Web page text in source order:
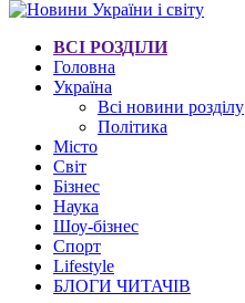
ВСІ РОЗДІЛИ
Головна
Україна
Всі новини розділу
Політика
Місто
Світ
Бізнес
Наука
Шоу-бізнес
Спорт
Lifestyle
БЛОГИ ЧИТАЧІВ